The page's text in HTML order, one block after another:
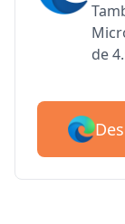
de